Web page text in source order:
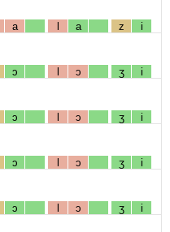
a l a z i
ɔ l ɔ ʒ i
ɔ l ɔ ʒ i
ɔ l ɔ ʒ i
ɔ l ɔ ʒ i